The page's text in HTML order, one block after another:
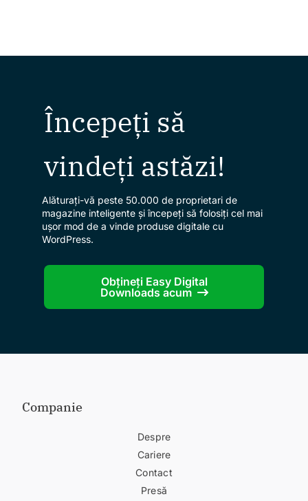
Începeți să
vindeți astăzi!
Alăturați-vă peste 50.000 de proprietari de
magazine inteligente și începeți să folosiți cel mai
ușor mod de a vinde produse digitale cu
WordPress.
Obțineți Easy Digital
Downloads acum
Companie
Despre
Cariere
Contact
Presă